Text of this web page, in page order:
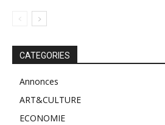
CATEGORIES
Annonces
ART&CULTURE
ECONOMIE